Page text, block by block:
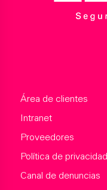
Área de clientes
Intranet
Proveedores
Política de privacidad
Canal de denuncias